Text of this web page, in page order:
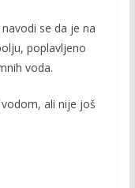
se da je na
poplavljeno
voda.
ali nije još